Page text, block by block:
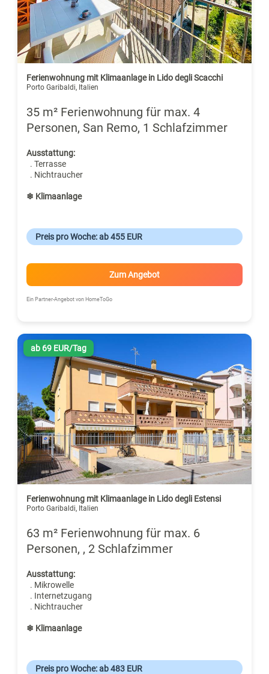
Ferienwohnung mit Klimaanlage in Lido degli Scacchi
Porto Garibaldi, Italien
35 m² Ferienwohnung für max. 4
Personen, San Remo, 1 Schlafzimmer
Ausstattung:
. Terrasse
. Nichtraucher
❄ Klimaanlage
Preis pro Woche: ab 455 EUR
Zum Angebot
Ein Partner-Angebot von HomeToGo
ab 69 EUR/Tag
Ferienwohnung mit Klimaanlage in Lido degli Estensi
Porto Garibaldi, Italien
63 m² Ferienwohnung für max. 6
Personen, , 2 Schlafzimmer
Ausstattung:
. Mikrowelle
. Internetzugang
. Nichtraucher
❄ Klimaanlage
Preis pro Woche: ab 483 EUR